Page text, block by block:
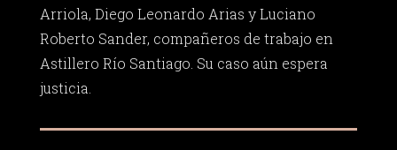
Arriola, Diego Leonardo Arias y Luciano
Roberto Sander, compañeros de trabajo en
Astillero Río Santiago. Su caso aún espera
justicia.